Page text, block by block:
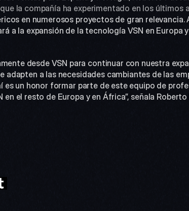
la compañía ha experimentado en los últimos
en numerosos proyectos de gran relevancia.
a la expansión de la tecnología VSN en Europa
desde VSN para continuar con nuestra
adapten a las necesidades cambiantes de las
es un honor formar parte de este equipo de
en el resto de Europa y en África”, señala